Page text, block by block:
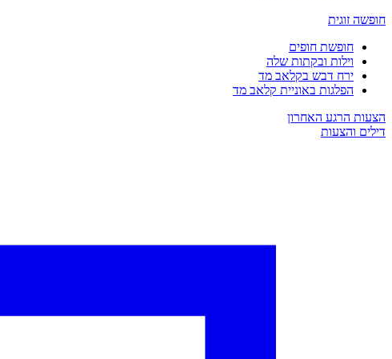
חופשה זוגית
חופשת חופים
וילות ובקתות שלה
ירח דבש בקלאב מד
הפלגות באוניית קלאב מד
הצעות הרגע האחרון
דילים והצעות